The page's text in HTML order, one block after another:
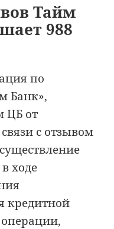
Тайм
988
по
Банк»,
ЦБ от
с отзывом
ходе
кредитной